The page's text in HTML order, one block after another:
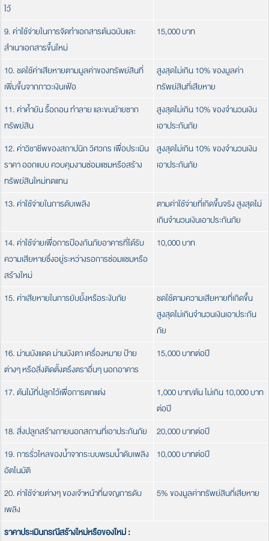
ไว้
9. ค่าใช้จ่ายในการจัดทำเอกสารต้นฉบับและ
สำเนาเอกสารขึ้นใหม่
15,000 บาท
10. ชดใช้ค่าเสียหายตามมูลค่าของทรัพย์สินที่
เพิ่มขึ้นจากภาวะเงินเฟ้อ
สูงสุดไม่เกิน 10% ของมูลค่า
ทรัพย์สินที่เสียหาย
11. ค่าค้ำยัน รื้อถอน ทำลาย และขนย้ายซาก
ทรัพย์สิน
สูงสุดไม่เกิน 10% ของจำนวนเงิน
เอาประกันภัย
12. ค่าวิชาชีพของสถาปนิก วิศวกร เพื่อประเมิน
ราคา ออกแบบ ควบคุมงานซ่อมแซมหรือสร้าง
ทรัพย์สินใหม่ทดแทน
สูงสุดไม่เกิน 10% ของจำนวนเงิน
เอาประกันภัย
13. ค่าใช้จ่ายในการดับเพลิง
ตามค่าใช้จ่ายที่เกิดขึ้นจริง สูงสุดไม่
เกินจำนวนเงินเอาประกันภัย
14. ค่าใช้จ่ายเพื่อการป้องกันภัยอาคารที่ได้รับ
ความเสียหายซึ่งอยู่ระหว่างรอการซ่อมแซมหรือ
สร้างใหม่
10,000 บาท
15. ค่าเสียหายในการยับยั้งหรือระงับภัย
ชดใช้ตามความเสียหายที่เกิดขึ้น
สูงสุดไม่เกินจำนวนเงินเอาประกัน
ภัย
16. ม่านบังแดด ม่านบังตา เครื่องหมาย ป้าย
ต่างๆ หรือสิ่งติดตั้งตรึงตราอื่นๆ นอกอาคาร
15,000 บาทต่อปี
17. ต้นไม้ที่ปลูกไว้เพื่อการตกแต่ง
1,000 บาท/ต้น ไม่เกิน 10,000 บาท
ต่อปี
18. สิ่งปลูกสร้างภายนอกสถานที่เอาประกันภัย
20,000 บาทต่อปี
19. การรั่วไหลของน้ำจากระบบพรมน้ำดับเพลิง
อัตโนมัติ
10,000 บาทต่อปี
20. ค่าใช้จ่ายต่างๆ ของเจ้าหน้าที่ผจญการดับ
เพลิง
5% ของมูลค่าทรัพย์สินที่เสียหาย
ราคาประเมินกรณีสร้างใหม่หรือของใหม่ :